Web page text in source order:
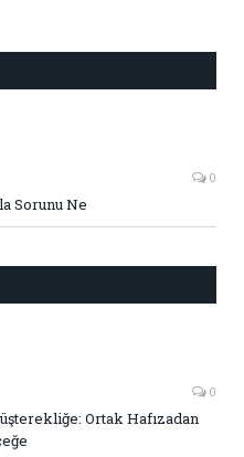
0
Sorunu Ne
0
Ortak Hafızadan